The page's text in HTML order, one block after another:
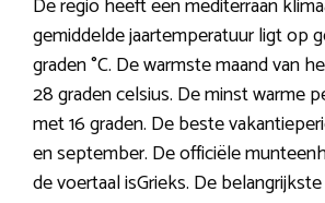
gemiddelde jaartemperatuur ligt op
graden °C. De warmste maand van
28 graden celsius. De minst warme
met 16 graden. De beste
en september. De officiële
de voertaal isGrieks. De